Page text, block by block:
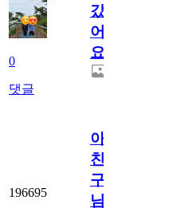
0
댓글
갔
어
요.
196695
아.
친
구
님